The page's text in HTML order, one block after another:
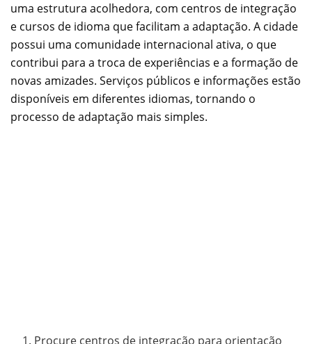
uma estrutura acolhedora, com centros de integração
e cursos de idioma que facilitam a adaptação. A cidade
possui uma comunidade internacional ativa, o que
contribui para a troca de experiências e a formação de
novas amizades. Serviços públicos e informações estão
disponíveis em diferentes idiomas, tornando o
processo de adaptação mais simples.
Procure centros de integração para orientação